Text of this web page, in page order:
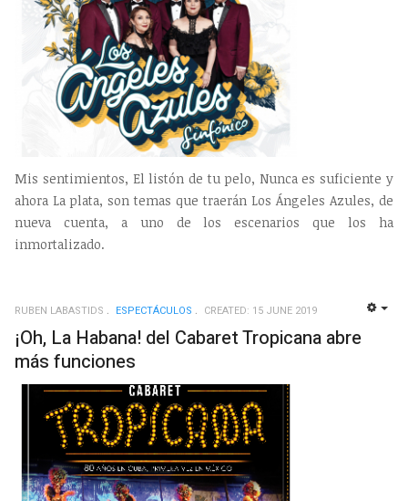
Mis sentimientos, El listón de tu pelo, Nunca es suficiente y
ahora La plata, son temas que traerán Los Ángeles Azules, de
nueva cuenta, a uno de los escenarios que los ha
inmortalizado.
RUBEN LABASTIDS ESPECTÁCULOS CREATED: 15 JUNE 2019
¡Oh, La Habana! del Cabaret Tropicana abre
más funciones